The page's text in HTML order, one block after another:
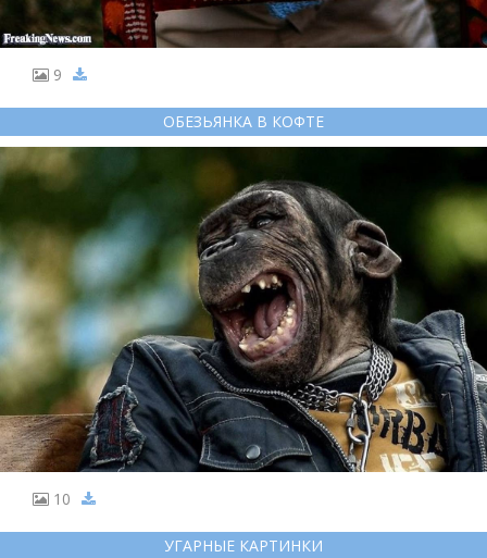
9
ОБЕЗЬЯНКА В КОФТЕ
10
УГАРНЫЕ КАРТИНКИ